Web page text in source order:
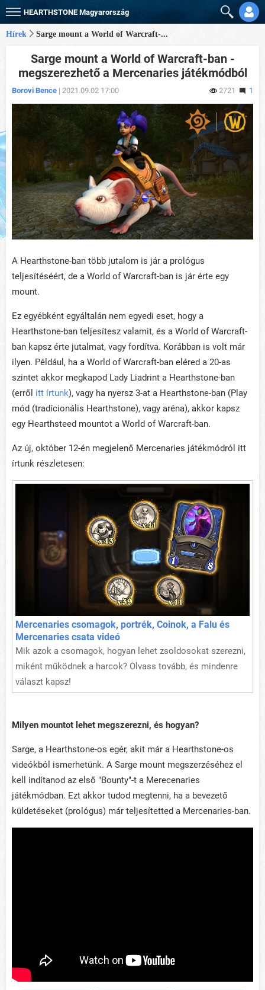
HEARTHSTONE Magyarország
Hírek Sarge mount a World of Warcraft-...
Sarge mount a World of Warcraft-ban -
megszerezhető a Mercenaries játékmódból
Borovi Bence | 2021.09.02 17:00 2721 1
A Hearthstone-ban több jutalom is jár a prológus
teljesítéséért, de a World of Warcraft-ban is jár érte egy
mount.
Ez egyébként egyáltalán nem egyedi eset, hogy a
Hearthstone-ban teljesítesz valamit, és a World of Warcraft-
ban kapsz érte jutalmat, vagy fordítva. Korábban is volt már
ilyen. Például, ha a World of Warcraft-ban eléred a 20-as
szintet akkor megkapod Lady Liadrint a Hearthstone-ban
(erről itt írtunk), vagy ha nyersz 3-at a Hearthstone-ban (Play
mód (tradícionális Hearthstone), vagy aréna), akkor kapsz
egy Hearthsteed mountot a World of Warcraft-ban.
Az új, október 12-én megjelenő Mercenaries játékmódról itt
írtunk részletesen:
Mercenaries csomagok, portrék, Coinok, a Falu és
Mercenaries csata videó
Mik azok a csomagok, hogyan lehet zsoldosokat szerezni,
miként működnek a harcok? Olvass tovább, és mindenre
választ kapsz!
Milyen mountot lehet megszerezni, és hogyan?
Sarge, a Hearthstone-os egér, akit már a Hearthstone-os
videókból ismerhetünk. A Sarge mount megszerzéséhez el
kell indítanod az első "Bounty"-t a Merecenaries
játékmódban. Ezt akkor tudod megtenni, ha a bevezető
küldetéseket (prológus) már teljesítetted a Mercenaries-ban.